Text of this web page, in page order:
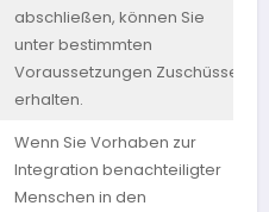
abschließen, können Sie
unter bestimmten
Voraussetzungen Zuschüsse
erhalten.
Wenn Sie Vorhaben zur
Integration benachteiligter
Menschen in den